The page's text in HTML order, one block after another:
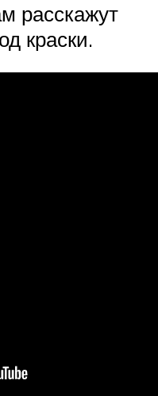
расскажут
краски.